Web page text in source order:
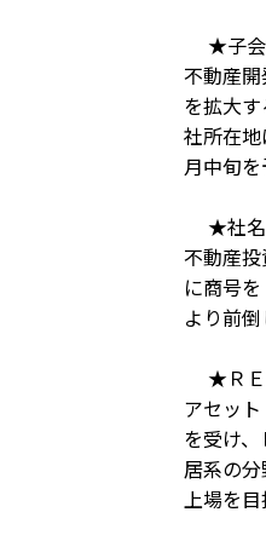
★子会
不動産
を拡大
社所在
月中旬を
★社名
不動産
に商号
より前
★ＲＥ
アセッ
を受け
居系の
上場を